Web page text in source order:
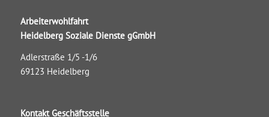
Arbeiterwohlfahrt
Heidelberg Soziale Dienste gGmbH
Adlerstraße 1/5 -1/6
69123 Heidelberg
Kontakt Geschäftsstelle